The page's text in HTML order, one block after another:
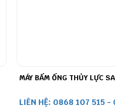
Máy bấm ống RuiBao
LIÊN HỆ: 0868 107 515 -